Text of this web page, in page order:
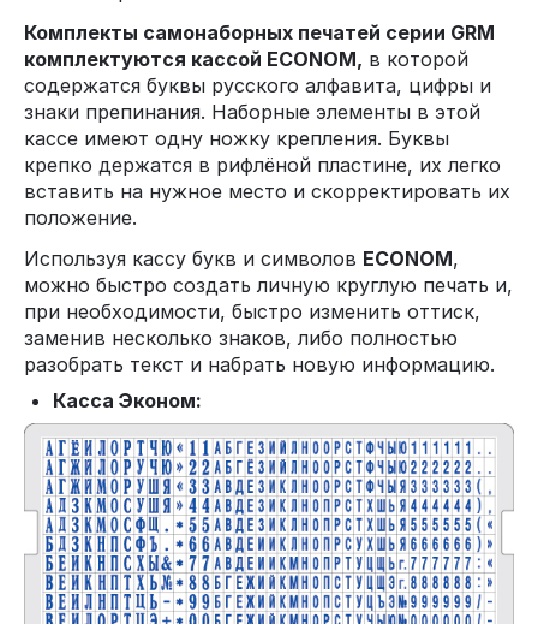
Комплекты самонаборных печатей серии GRM
комплектуются кассой ECONOM, в которой
содержатся буквы русского алфавита, цифры и
знаки препинания. Наборные элементы в этой
кассе имеют одну ножку крепления. Буквы
крепко держатся в рифлёной пластине, их легко
вставить на нужное место и скорректировать их
положение.
Используя кассу букв и символов ECONOM,
можно быстро создать личную круглую печать и,
при необходимости, быстро изменить оттиск,
заменив несколько знаков, либо полностью
разобрать текст и набрать новую информацию.
Касса Эконом: